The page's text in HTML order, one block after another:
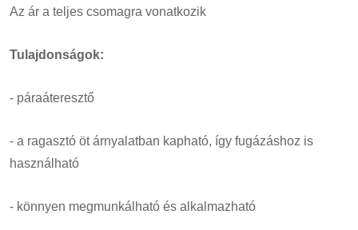
Az ár a teljes csomagra vonatkozik
Tulajdonságok:
- páraáteresztő
- a ragasztó öt árnyalatban kapható, így fugázáshoz is
használható
- könnyen megmunkálható és alkalmazható